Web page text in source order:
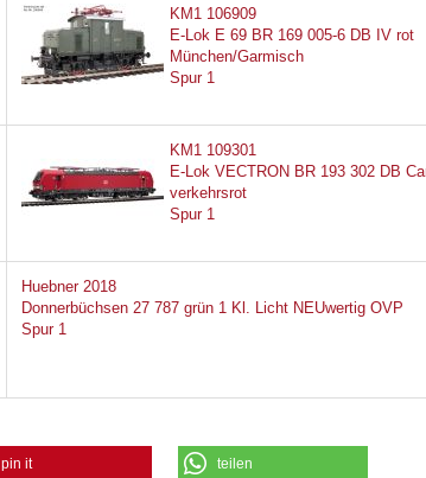
KM1 106909
E-Lok E 69 BR 169 005-6 DB IV rot
München/Garmisch
Spur 1
KM1 109301
E-Lok VECTRON BR 193 302 DB
verkehrsrot
Spur 1
Huebner 2018
Donnerbüchsen 27 787 grün 1 Kl. Licht NEUwertig OVP
Spur 1
pin it teilen